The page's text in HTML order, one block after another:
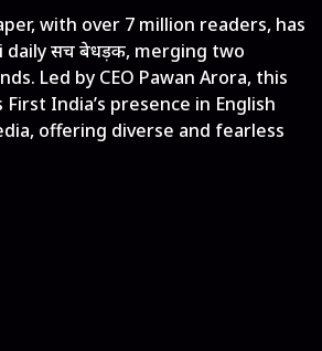
with over 7 million readers, has
daily सच बेधड़क, merging two
Led by CEO Pawan Arora, this
India’s presence in English
offering diverse and fearless